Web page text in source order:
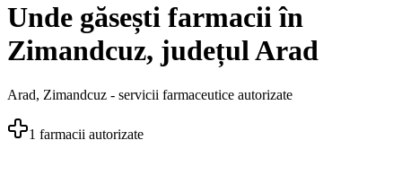
Unde găsești farmacii în
Zimandcuz, județul Arad
Arad, Zimandcuz - servicii farmaceutice autorizate
1 farmacii autorizate